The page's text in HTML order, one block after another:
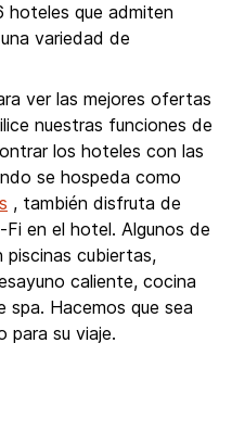
que admiten
variedad de
ver las mejores ofertas
nuestras funciones de
los hoteles con las
se hospeda como
, también disfruta de
en el hotel. Algunos de
cubiertas,
caliente, cocina
Hacemos que sea
para su viaje.